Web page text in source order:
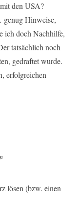
den USA?
genug Hinweise,
ich doch Nachhilfe,
tatsächlich noch
gedraftet wurde.
erfolgreichen
lösen (bzw. einen